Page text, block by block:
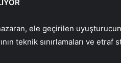
ele geçirilen
teknik sınırlamaları ve